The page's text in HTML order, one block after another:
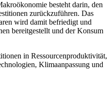
besteht darin, den
zurückzuführen. Das
wird damit befriedigt und
bereitgestellt und der Konsum
in Ressourcenproduktivität,
Klimaanpassung und